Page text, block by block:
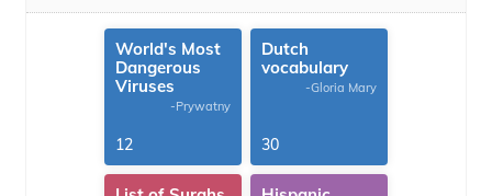
World's Most
Dangerous
Viruses
-Prywatny
12
Dutch
vocabulary
-Gloria Mary
30